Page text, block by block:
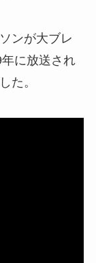
ンが大ブレ
に放送され
た。